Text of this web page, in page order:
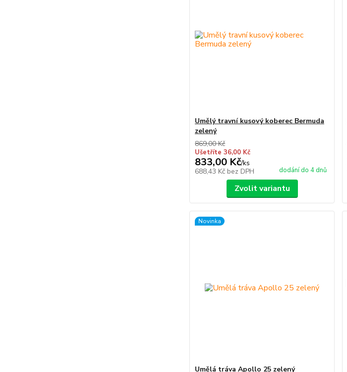
Umělý travní kusový koberec Bermuda
zelený
869,00 Kč
Ušetříte 36,00 Kč
833,00 Kč/ks
688,43 Kč bez DPH dodání do 4 dnů
Zvolit variantu
Novinka
Umělá tráva Apollo 25 zelený